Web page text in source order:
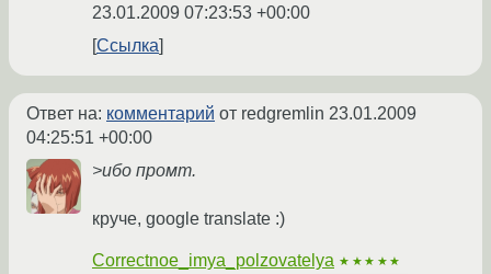
23.01.2009 07:23:53 +00:00
Ссылка
Ответ на: комментарий от redgremlin 23.01.2009
04:25:51 +00:00
>ибо промт.
круче, google translate :)
Correctnoe_imya_polzovatelya ★★★★★